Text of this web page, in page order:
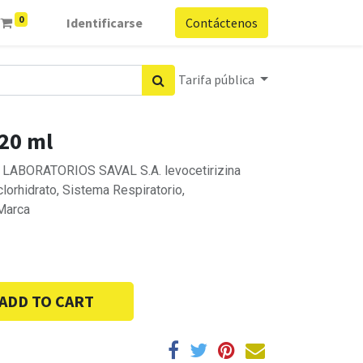
0 Identificarse Contáctenos
Tarifa pública
ml
SAVAL S.A. levocetirizina
Sistema Respiratorio,
TO CART